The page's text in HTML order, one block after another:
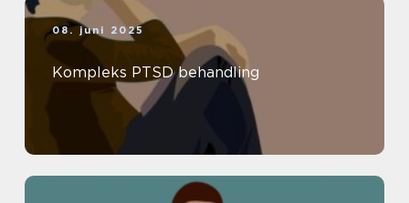
08. juni 2025
Kompleks PTSD behandling